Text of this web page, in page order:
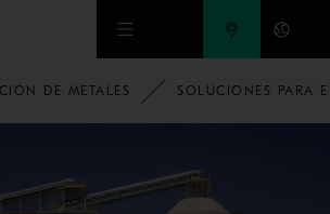
Ir al contenido principal
DE METALES SOLUCIONES PARA